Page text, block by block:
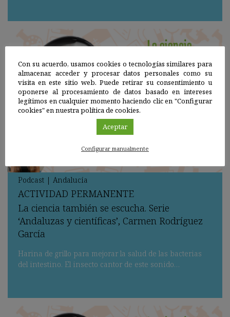
Podcast | Andalucía
ACTIVIDAD PERMANENTE
La ciencia también se escucha. Serie
‘Andaluzas y científicas’, Carmen Rodríguez
García
Harina de grillo para mejorar la salud de las bacterias
del intestino. El insecto cantor de este sonido…
Con su acuerdo, usamos cookies o tecnologías similares para
almacenar, acceder y procesar datos personales como su
visita en este sitio web. Puede retirar su consentimiento u
oponerse al procesamiento de datos basado en intereses
legítimos en cualquier momento haciendo clic en "Configurar
cookies" en nuestra política de cookies.
Aceptar
Configurar manualmente